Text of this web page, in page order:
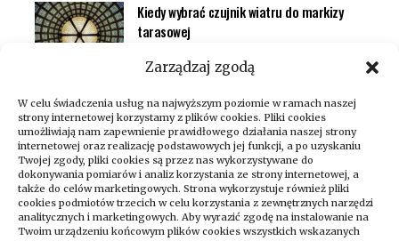
Zarządzaj zgodą
W celu świadczenia usług na najwyższym poziomie w ramach naszej
strony internetowej korzystamy z plików cookies. Pliki cookies
umożliwiają nam zapewnienie prawidłowego działania naszej strony
internetowej oraz realizację podstawowych jej funkcji, a po uzyskaniu
Twojej zgody, pliki cookies są przez nas wykorzystywane do
dokonywania pomiarów i analiz korzystania ze strony internetowej, a
także do celów marketingowych. Strona wykorzystuje również pliki
cookies podmiotów trzecich w celu korzystania z zewnętrznych narzędzi
analitycznych i marketingowych. Aby wyrazić zgodę na instalowanie na
Twoim urządzeniu końcowym plików cookies wszystkich wskazanych
Kiedy wybrać czujnik wiatru do markizy
tarasowej